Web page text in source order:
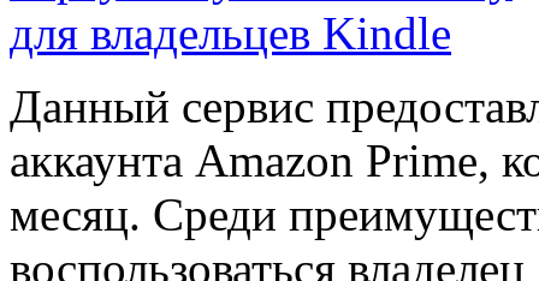
Данный сервис
аккаунта Amazon Prime,
месяц. Среди
воспользоваться